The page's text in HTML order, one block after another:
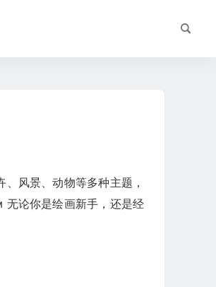
风景、动物等多种主题，
论你是绘画新手，还是经